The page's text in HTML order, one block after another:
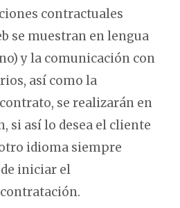
contractuales
se muestran en lengua
y la comunicación con
así como la
se realizarán en
si así lo desea el cliente
idioma siempre
iniciar el